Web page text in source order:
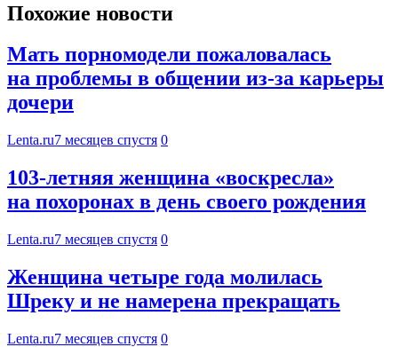
Похожие новости
Мать порномодели пожаловалась
на проблемы в общении из-за карьеры
дочери
Lenta.ru7 месяцев спустя 0
103-летняя женщина «воскресла»
на похоронах в день своего рождения
Lenta.ru7 месяцев спустя 0
Женщина четыре года молилась
Шреку и не намерена прекращать
Lenta.ru7 месяцев спустя 0